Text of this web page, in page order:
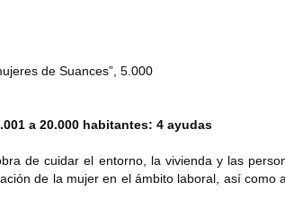
de Suances”, 5.000
a 20.000 habitantes: 4 ayudas
de cuidar el entorno, la vivienda y las
de la mujer en el ámbito laboral, así como